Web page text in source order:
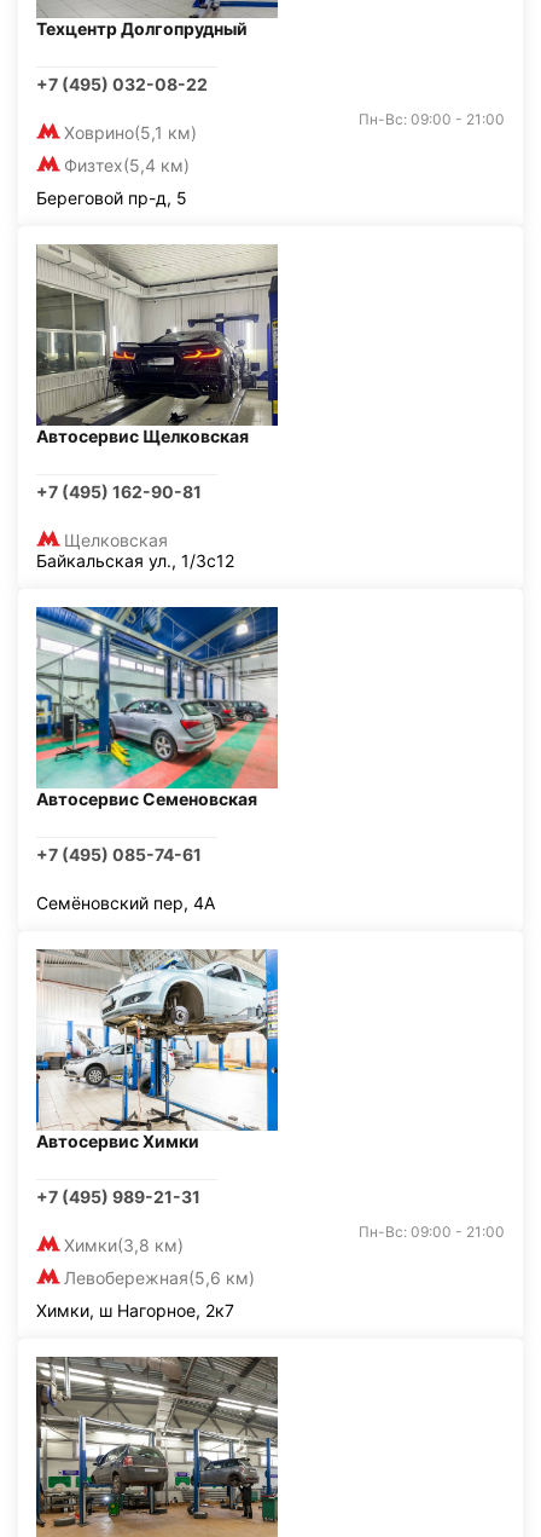
Техцентр Долгопрудный
+7 (495) 032-08-22
Ховрино(5,1 км)
Физтех(5,4 км)
Пн-Вс: 09:00 - 21:00
Береговой пр-д, 5
Автосервис Щелковская
+7 (495) 162-90-81
Щелковская
Байкальская ул., 1/3с12
Автосервис Семеновская
+7 (495) 085-74-61
Семёновский пер, 4А
Автосервис Химки
+7 (495) 989-21-31
Химки(3,8 км)
Левобережная(5,6 км)
Пн-Вс: 09:00 - 21:00
Химки, ш Нагорное, 2к7